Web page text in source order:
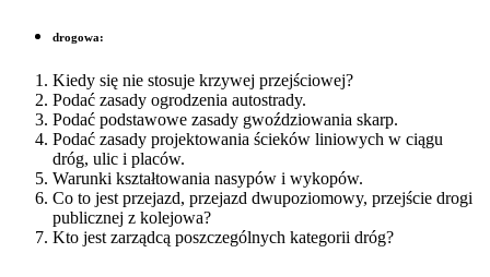
drogowa:
Kiedy się nie stosuje krzywej przejściowej?
Podać zasady ogrodzenia autostrady.
Podać podstawowe zasady gwoździowania skarp.
Podać zasady projektowania ścieków liniowych w ciągu
dróg, ulic i placów.
Warunki kształtowania nasypów i wykopów.
Co to jest przejazd, przejazd dwupoziomowy, przejście drogi
publicznej z kolejowa?
Kto jest zarządcą poszczególnych kategorii dróg?